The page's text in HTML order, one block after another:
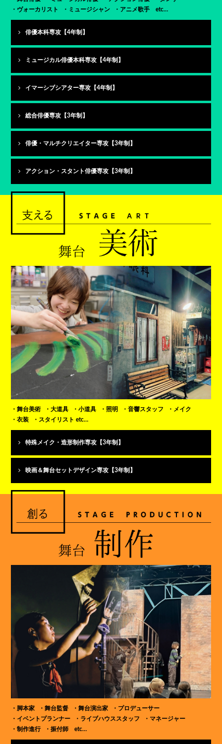
ヴォーカリスト
ミュージシャン アニメ歌手 etc…
俳優本科専攻【4年制】
ミュージカル俳優本科専攻【4年制】
イマーシブシアター専攻【4年制】
総合俳優専攻【3年制】
俳優・マルチクリエイター専攻【3年制】
アクション・スタント俳優専攻【3年制】
舞台美術 大道具 小道具 照明 音響スタッフ
メイク
衣装
スタイリスト etc…
特殊メイク・造形制作専攻【3年制】
映画＆舞台セットデザイン専攻【3年制】
脚本家 舞台監督 舞台演出家
プロデューサー
イベントプランナー
ライブハウススタッフ
マネージャー
制作進行
振付師 etc…